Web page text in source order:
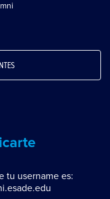
tu username es: